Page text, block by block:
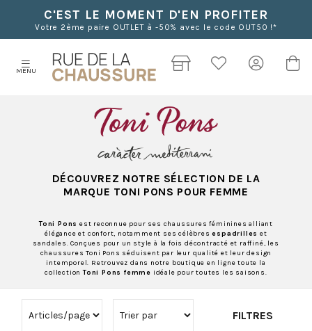
C'EST LE MOMENT D'EN PROFITER
Votre 2ème paire OUTLET à -50% avec le code OUT50 !*
MENU
DÉCOUVREZ NOTRE SÉLECTION DE LA
MARQUE TONI PONS POUR FEMME
Toni Pons est reconnue pour ses chaussures féminines alliant
élégance et confort, notamment ses célèbresespadrilles et
sandales. Conçues pour un style à la fois décontracté et raffiné, les
chaussures Toni Pons séduisent par leur qualité et leur design
intemporel. Retrouvez dans notre boutique en ligne toute la
collectionToni Pons femme idéale pour toutes les saisons.
FILTRES